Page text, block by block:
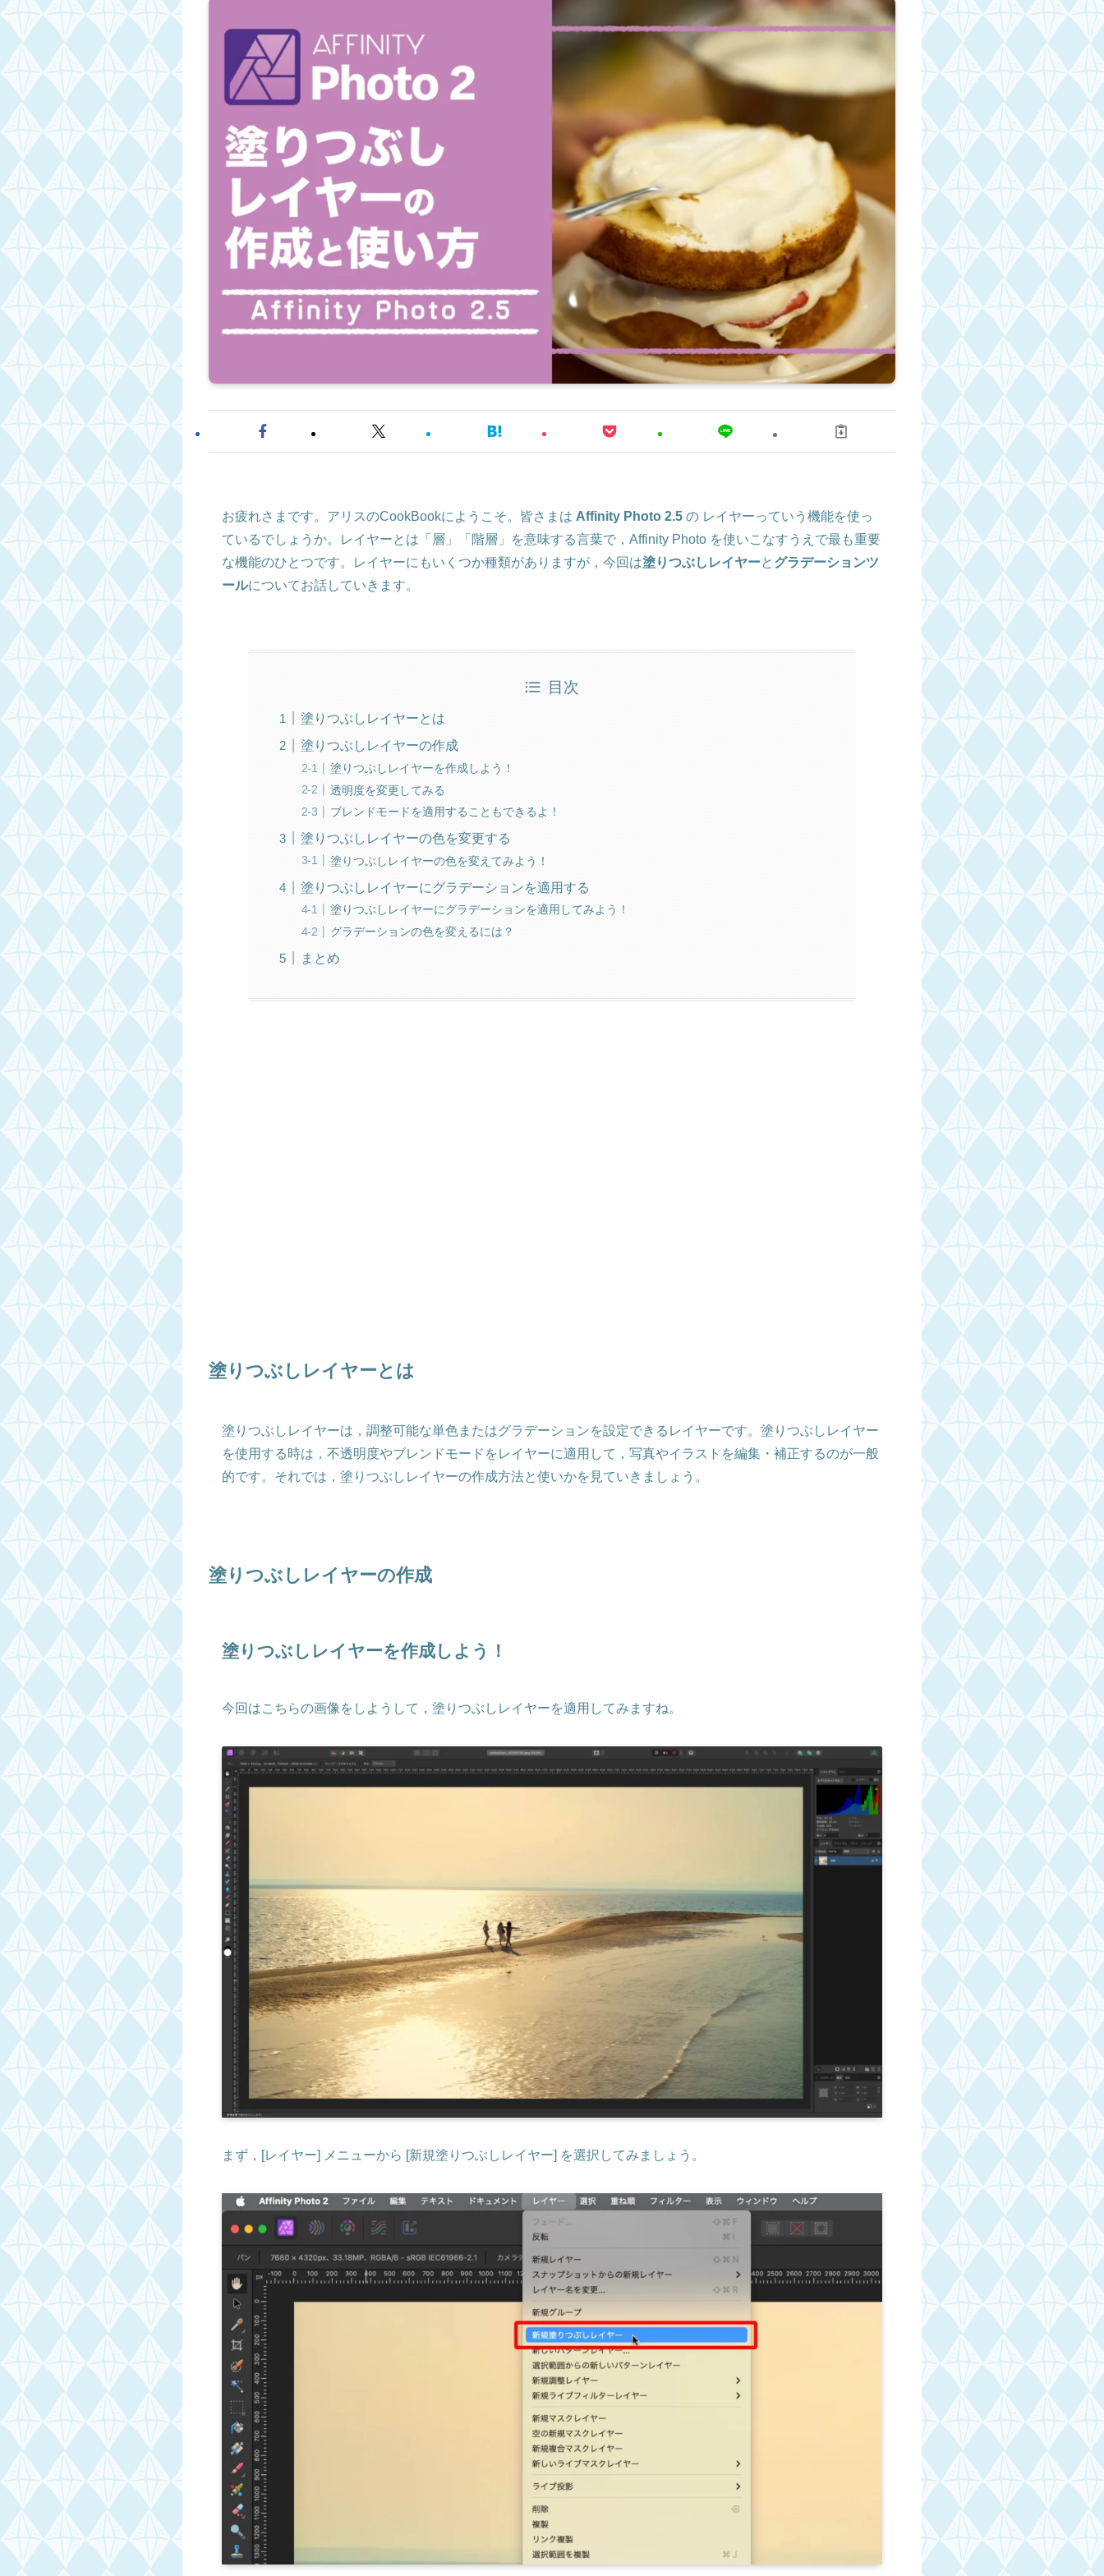
お疲れさまです。アリスのCookBookにようこそ。皆さまは Affinity Photo 2.5 の レイヤーっていう機能を使っ
ているでしょうか。レイヤーとは「層」「階層」を意味する言葉で，Affinity Photo を使いこなすうえで最も重要
な機能のひとつです。レイヤーにもいくつか種類がありますが，今回は塗りつぶしレイヤーと グラデーションツ
ールについてお話していきます。
目次
塗りつぶしレイヤーとは
塗りつぶしレイヤーの作成
塗りつぶしレイヤーを作成しよう！
透明度を変更してみる
ブレンドモードを適用することもできるよ！
塗りつぶしレイヤーの色を変更する
塗りつぶしレイヤーの色を変えてみよう！
塗りつぶしレイヤーにグラデーションを適用する
塗りつぶしレイヤーにグラデーションを適用してみよう！
グラデーションの色を変えるには？
まとめ
塗りつぶしレイヤーとは
塗りつぶしレイヤーは，調整可能な単色またはグラデーションを設定できるレイヤーです。塗りつぶしレイヤー
を使用する時は，不透明度やブレンドモードをレイヤーに適用して，写真やイラストを編集・補正するのが一般
的です。それでは，塗りつぶしレイヤーの作成方法と使いかを見ていきましょう。
塗りつぶしレイヤーの作成
塗りつぶしレイヤーを作成しよう！
今回はこちらの画像をしようして，塗りつぶしレイヤーを適用してみますね。
まず，[レイヤー] メニューから [新規塗りつぶしレイヤー] を選択してみましょう。